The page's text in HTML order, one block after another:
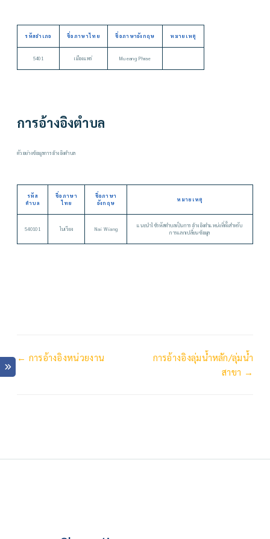
รหัสอำเภอ ชื่อภาษาไทย ชื่อภาษาอังกฤษ หมายเหตุ
5401 เมืองแพร่ Mueang Phrae
การอ้างอิงตำบล
ตัวอย่างข้อมูลการอ้างอิงตำบล
รหัส
ตำบล
ชื่อภาษา
ไทย
ชื่อภาษา
อังกฤษ
หมายเหตุ
540101 ในเวียง Nai Wiang
แนะนำใช้รหัสตำบลเป็นการอ้างอิงตำแหน่งที่ตั้งสำหรับ
การแลกเปลี่ยนข้อมูล
← การอ้างอิงหน่วยงาน
การอ้างอิงลุ่มน้ำหลัก/ลุ่มน้ำ
สาขา →